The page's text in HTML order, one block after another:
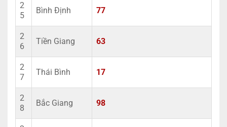
2
5
Bình Định 77
2
6
Tiền Giang 63
2
7
Thái Bình 17
2
8
Bắc Giang 98